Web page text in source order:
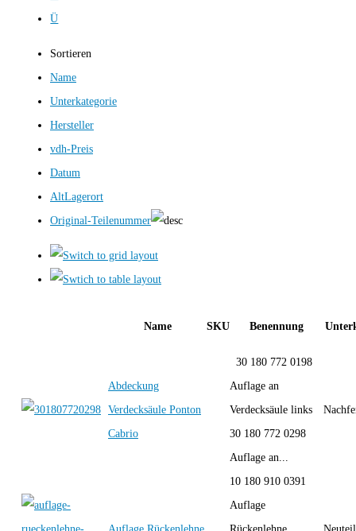
Ü
Sortieren
Name
Unterkategorie
Hersteller
vdh-Preis
Datum
AltLagerort
Original-Teilenummer
Name SKU Benennung
Abdeckung
Verdecksäule Ponton
Cabrio
30 180 772 0198
Auflage an
Verdecksäule links
30 180 772 0298
Auflage an...
10 180 910 0391
Auflage